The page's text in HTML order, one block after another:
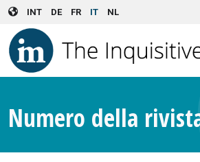
Skip to main content
INT DE FR IT NL
Numero della